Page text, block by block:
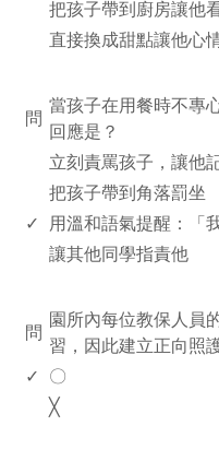
把孩子帶到廚房讓他
直接換成甜點讓他心
問
當孩子在用餐時不專
回應是？
立刻責罵孩子，讓他
把孩子帶到角落罰坐
✓
用溫和語氣提醒：「
讓其他同學指責他
問
園所內每位教保人員
習，因此建立正向照
✓
〇
╳